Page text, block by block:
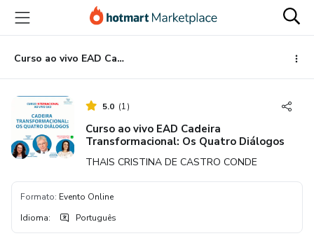
para
conteúdo
principal
para
pagamento
para
rodapé
Curso ao vivo EAD Cadeira Transformacional: Os Quatro Diálogos
5.0 (1)
Curso ao vivo EAD Cadeira
Transformacional: Os Quatro Diálogos
THAIS CRISTINA DE CASTRO CONDE
Formato: Evento Online
Idioma: Português